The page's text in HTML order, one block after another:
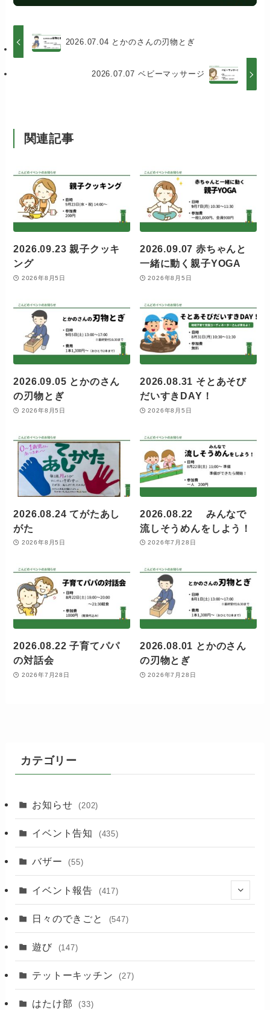
2026.07.04 とかのさんの刃物とぎ
2026.07.07 ベビーマッサージ
関連記事
2026.09.23 親子クッキ
ング
2026年8月5日
2026.09.07 赤ちゃんと
一緒に動く親子YOGA
2026年8月5日
2026.09.05 とかのさん
の刃物とぎ
2026年8月5日
2026.08.31 そとあそび
だいすきDAY！
2026年8月5日
2026.08.24 てがたあし
がた
2026年8月5日
2026.08.22 みんなで
流しそうめんをしよう！
2026年7月28日
2026.08.22 子育てパパ
の対話会
2026年7月28日
2026.08.01 とかのさん
の刃物とぎ
2026年7月28日
カテゴリー
お知らせ (202)
イベント告知 (435)
バザー (55)
イベント報告 (417)
(2)
日々のできごと (547)
遊び (147)
テットーキッチン (27)
はたけ部 (33)